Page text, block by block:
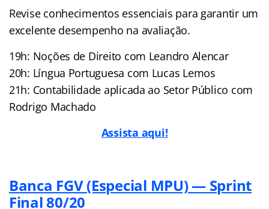
Revise conhecimentos essenciais para garantir um
excelente desempenho na avaliação.
19h: Noções de Direito com Leandro Alencar
20h: Língua Portuguesa com Lucas Lemos
21h: Contabilidade aplicada ao Setor Público com
Rodrigo Machado
Assista aqui!
Banca FGV (Especial MPU) — Sprint
Final 80/20